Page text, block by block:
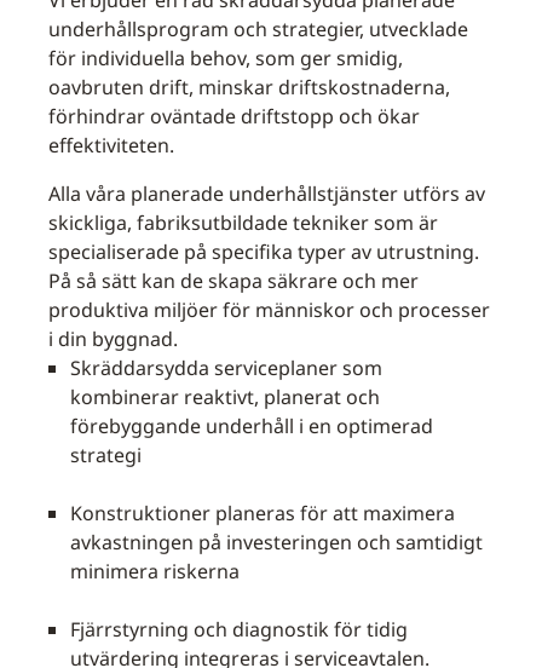
underhållsprogram och strategier, utvecklade
för individuella behov, som ger smidig,
oavbruten drift, minskar driftskostnaderna,
förhindrar oväntade driftstopp och ökar
effektiviteten.
Alla våra planerade underhållstjänster utförs av
skickliga, fabriksutbildade tekniker som är
specialiserade på specifika typer av utrustning.
På så sätt kan de skapa säkrare och mer
produktiva miljöer för människor och processer
i din byggnad.
Skräddarsydda serviceplaner som
kombinerar reaktivt, planerat och
förebyggande underhåll i en optimerad
strategi
Konstruktioner planeras för att maximera
avkastningen på investeringen och samtidigt
minimera riskerna
Fjärrstyrning och diagnostik för tidig
utvärdering integreras i serviceavtalen.